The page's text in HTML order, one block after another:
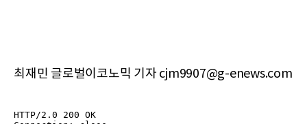
최재민 글로벌이코노믹 기자 cjm9907@g-enews.com